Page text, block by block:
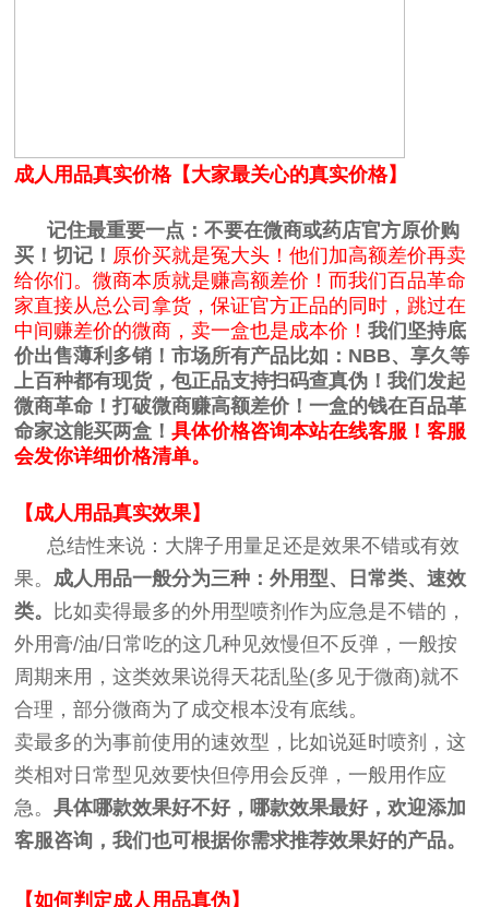
成人用品真实价格【大家最关心的真实价格】
记住最重要一点：不要在微商或药店官方原价购
买！切记！ 原价买就是冤大头！他们加高额差价再卖
给你们。微商本质就是赚高额差价！而我们百品革命
家直接从总公司拿货，保证官方正品的同时，跳过在
中间赚差价的微商，卖一盒也是成本价！我们坚持底
价出售薄利多销！市场所有产品比如：NBB、享久等
上百种都有现货，包正品支持扫码查真伪！我们发起
微商革命！打破微商赚高额差价！一盒的钱在百品革
命家这能买两盒！具体价格咨询本站在线客服！客服
会发你详细价格清单。
【成人用品真实效果】
总结性来说：大牌子用量足还是效果不错或有效
果。 成人用品一般分为三种：外用型、日常类、速效
类。
比如卖得最多的外用型喷剂作为应急是不错的，
外用膏/油/日常吃的这几种见效慢但不反弹，一般按
周期来用，这类效果说得天花乱坠(多见于微商)就不
合理，部分微商为了成交根本没有底线。
卖最多的为事前使用的速效型，比如说延时喷剂，这
类相对日常型见效要快但停用会反弹，一般用作应
急。具体哪款效果好不好，哪款效果最好，欢迎添加
客服咨询，我们也可根据你需求推荐效果好的产品。
【如何判定成人用品真伪】